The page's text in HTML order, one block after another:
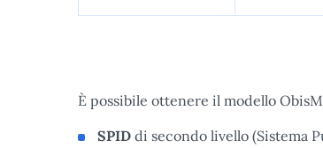
È possibile ottenere il modello
SPID di secondo livello (Sistema